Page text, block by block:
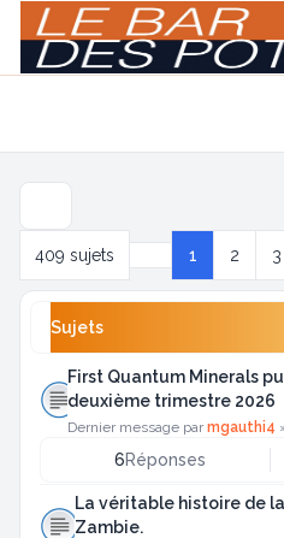
409 sujets
Page 1sur 17
1 2 3
Sujets
First Quantum Minerals
deuxième trimestre 2026
Dernier message parmgauthi4
6Réponses
La véritable histoire de
Zambie.